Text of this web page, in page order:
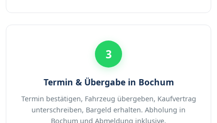
3
Termin & Übergabe in Bochum
Termin bestätigen, Fahrzeug übergeben, Kaufvertrag
unterschreiben, Bargeld erhalten. Abholung in
Bochum und Abmeldung inklusive.